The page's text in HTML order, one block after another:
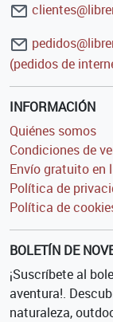
(pedidos de
INFORMACIÓN
Quiénes somos
Condiciones de
Envío gratuito en
Política de
Política de
BOLETÍN DE
¡Suscríbete al
aventura!.
naturaleza,